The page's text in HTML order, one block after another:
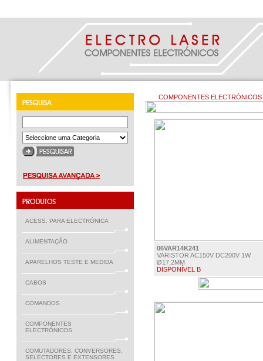
ACESS. PARA ELECTRÓNICA
ALIMENTAÇÃO
APARELHOS TESTE E MEDIDA
CABOS
COMANDOS
COMPONENTES
ELECTRÓNICOS
COMUTADORES, CONVERSORES,
SELECTORES E EXTENSORES
COMPONENTES
06VAR14K241
VARISTOR AC150V DC200V 1W
Ø17,2MM
DISPONÍVEL B